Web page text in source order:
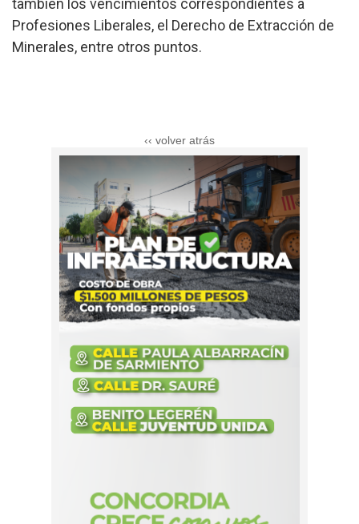
también los vencimientos correspondientes a
Profesiones Liberales, el Derecho de Extracción de
Minerales, entre otros puntos.
‹‹ volver atrás